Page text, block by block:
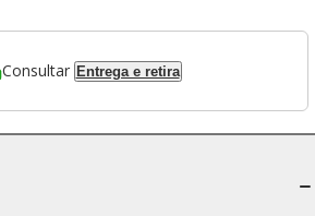
Consultar Entrega e retira